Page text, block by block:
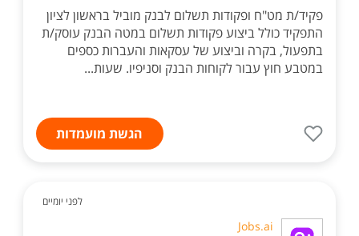
פקיד/ת מט"ח ופקודות תשלום לבנק מוביל בראשון לציון
התפקיד כולל ביצוע פקודות תשלום במטה הבנק עוסק/ת
בתפעול, בקרה וביצוע של עסקאות והעברות כספים
במטבע חוץ עבור לקוחות הבנק וסניפיו. שעות...
הגשת מועמדות
לפני יומיים
Jobs.ai